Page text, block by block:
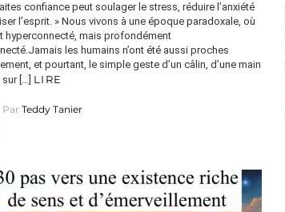
confiance peut soulager le stress, réduire l’anxiété
l’esprit. » Nous vivons à une époque paradoxale, où
hyperconnecté, mais profondément
les humains n’ont été aussi proches
et pourtant, le simple geste d’un câlin, d’une main
[…] LIRE
Par Teddy Tanier